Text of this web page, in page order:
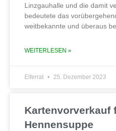
Linzgauhalle und die damit
bedeutete das
weitbekannte und überaus
WEITERLESEN »
Elferrat 25. Dezember 2023
Kartenvorverkauf
Hennensuppe